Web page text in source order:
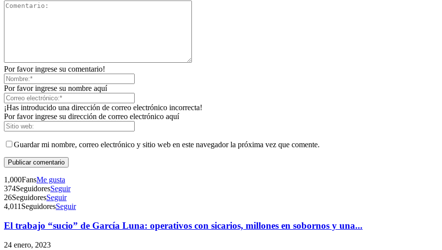
Por favor ingrese su comentario!
Por favor ingrese su nombre aquí
¡Has introducido una dirección de correo electrónico incorrecta!
Por favor ingrese su dirección de correo electrónico aquí
Guardar mi nombre, correo electrónico y sitio web en este navegador la próxima vez que comente.
1,000FansMe gusta
374SeguidoresSeguir
26SeguidoresSeguir
4,011 SeguidoresSeguir
El trabajo “sucio” de García Luna: operativos con sicarios, millones en sobornos y una...
24 enero, 2023